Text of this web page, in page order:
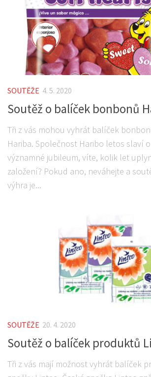
SOUTĚŽE 4. 5. 2020
Soutěž o balíček bonbonů
Tři z vás mohou vyhrát balíček
Hariba. Společnost Haribo letos slaví
významné jubileum, víte, kolik let
založení? Pokud ano, neváhejte a
výhra je...
SOUTĚŽE 20. 4. 2020
Soutěž o balíček produktů
Tři z vás mají možnost vyhrát balíček